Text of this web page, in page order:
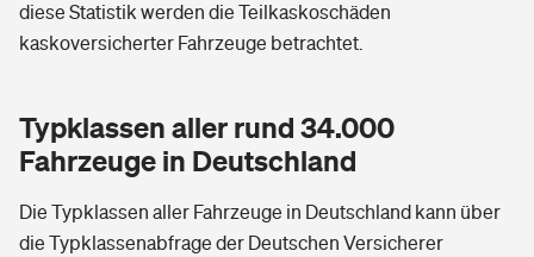
diese Statistik werden die Teilkaskoschäden
kaskoversicherter Fahrzeuge betrachtet.
Typklassen aller rund 34.000
Fahrzeuge in Deutschland
Die Typklassen aller Fahrzeuge in Deutschland kann über
die Typklassenabfrage der Deutschen Versicherer